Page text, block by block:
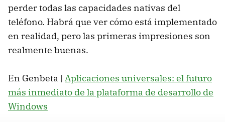
perder todas las capacidades nativas del
teléfono. Habrá que ver cómo está implementado
en realidad, pero las primeras impresiones son
realmente buenas.
En Genbeta | Aplicaciones universales: el futuro
más inmediato de la plataforma de desarrollo de
Windows